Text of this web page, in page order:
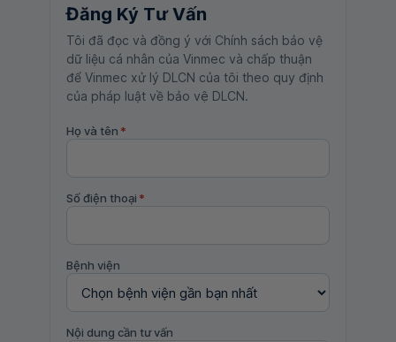
Đăng Ký Tư Vấn
Tôi đã đọc và đồng ý với Chính sách bảo vệ
dữ liệu cá nhân của Vinmec và chấp thuận
để Vinmec xử lý DLCN của tôi theo quy định
của pháp luật về bảo vệ DLCN.
Họ và tên *
Số điện thoại *
Bệnh viện
Nội dung cần tư vấn